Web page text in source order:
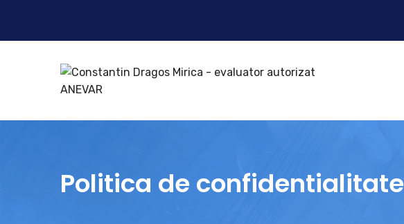
Politica de confidentialitate